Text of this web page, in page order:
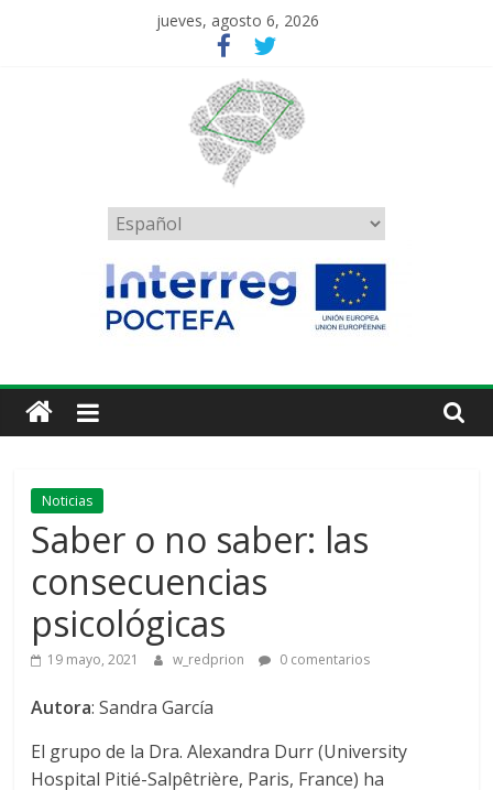
jueves, agosto 6, 2026
RedPrion
Elegir
un
idioma
Noticias
Saber o no saber: las
consecuencias
psicológicas
19 mayo, 2021 w_redprion 0 comentarios
Autora: Sandra García
El grupo de la Dra. Alexandra Durr (University
Hospital Pitié-Salpêtrière, Paris, France) ha